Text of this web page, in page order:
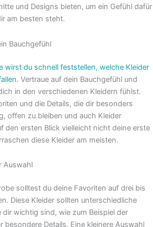
und Designs bieten, um ein Gefühl dafür
am besten steht.
Bauchgefühl
wirst du schnell feststellen, welche Kleider
Vertraue auf dein Bauchgefühl und
in den verschiedenen Kleidern fühlst.
und die Details, die dir besonders
offen zu bleiben und auch Kleider
den ersten Blick vielleicht nicht deine erste
diese Kleider am meisten.
Auswahl
solltest du deine Favoriten auf drei bis
Diese Kleider sollten unterschiedliche
dir wichtig sind, wie zum Beispiel der
besondere Details. Eine kleinere Auswahl